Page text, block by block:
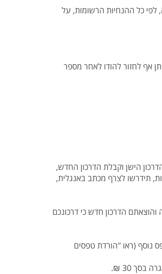
כשורה, לפי כל ההנחיות הרשומות, על
אף לחזור להודו לאחר מספר
הישן וקבלת הדרכון החדש,
תידרשו לצרף מכתב באנגלית,
הדרכון חדש כי דרכונכם
נוסף (ראו "הורדת טפסים
30 ₪.